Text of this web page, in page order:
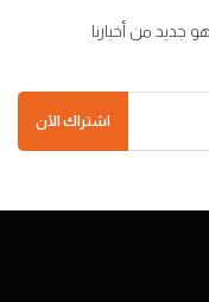
جديد من أخبارنا
اشتراك الآن